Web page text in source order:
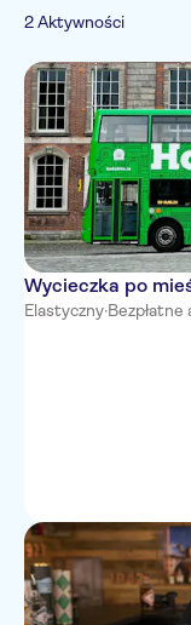
Wycieczka
2 Aktywności
Wycieczka po
Elastyczny·Bezpłatne